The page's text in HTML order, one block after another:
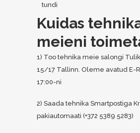
tundi
Kuidas
meieni
1) Too tehnika meie salongi
15/17 Tallinn. Oleme avatud E-
17:00-ni
2) Saada tehnika Smartpostiga
pakiautomaati (+372 5389 5283)